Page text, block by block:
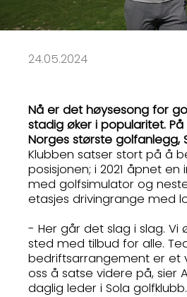
24.05.2024
Nå er det høysesong for
stadig øker i popularitet. På
Norges største golfanlegg,
Klubben satser stort på å
posisjonen; i 2021 åpnet en
med golfsimulator og
etasjes drivingrange med
- Her går det slag i slag. Vi
sted med tilbud for alle.
bedriftsarrangement er et
oss å satse videre på, sier
daglig leder i Sola golfklubb.